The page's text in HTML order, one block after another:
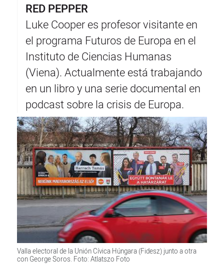
RED PEPPER
Luke Cooper es profesor visitante en
el programa Futuros de Europa en el
Instituto de Ciencias Humanas
(Viena). Actualmente está trabajando
en un libro y una serie documental en
podcast sobre la crisis de Europa.
Valla electoral de la Unión Cívica Húngara (Fidesz) junto a otra
con George Soros. Foto: Atlatszo Foto